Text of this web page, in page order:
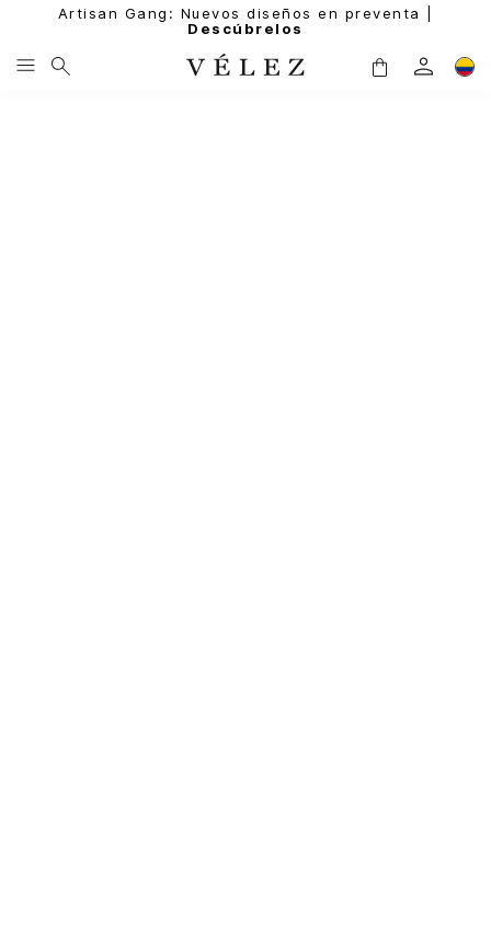
Artisan Gang: Nuevos diseños en preventa |
Descúbrelos